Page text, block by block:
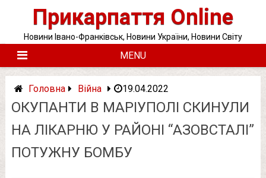
Прикарпаття Online
Новини Івано-Франківськ, Новини України, Новини Світу
MENU
Головна Війна 19.04.2022
ОКУПАНТИ В МАРІУПОЛІ СКИНУЛИ
НА ЛІКАРНЮ У РАЙОНІ “АЗОВСТАЛІ”
ПОТУЖНУ БОМБУ